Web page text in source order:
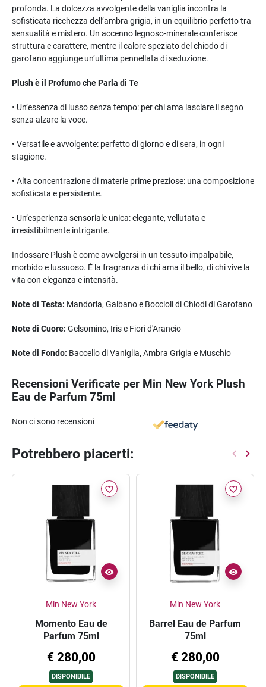
profonda. La dolcezza avvolgente della vaniglia incontra la
sofisticata ricchezza dell’ambra grigia, in un equilibrio perfetto tra
sensualità e mistero. Un accenno legnoso-minerale conferisce
struttura e carattere, mentre il calore speziato del chiodo di
garofano aggiunge un’ultima pennellata di seduzione.
Plush è il Profumo che Parla di Te
• Un’essenza di lusso senza tempo: per chi ama lasciare il segno
senza alzare la voce.
• Versatile e avvolgente: perfetto di giorno e di sera, in ogni
stagione.
• Alta concentrazione di materie prime preziose: una composizione
sofisticata e persistente.
• Un’esperienza sensoriale unica: elegante, vellutata e
irresistibilmente intrigante.
Indossare Plush è come avvolgersi in un tessuto impalpabile,
morbido e lussuoso. È la fragranza di chi ama il bello, di chi vive la
vita con eleganza e intensità.
Note di Testa: Mandorla, Galbano e Boccioli di Chiodi di Garofano
Note di Cuore: Gelsomino, Iris e Fiori d'Arancio
Note di Fondo: Baccello di Vaniglia, Ambra Grigia e Muschio
Recensioni Verificate per Min New York Plush
Eau de Parfum 75ml
Non ci sono recensioni
Potrebbero piacerti:
favorite_border
Min New York
Momento Eau de
Parfum 75ml
€ 280,00
DISPONIBILE
favorite_border
Min New York
Barrel Eau de Parfum
75ml
€ 280,00
DISPONIBILE